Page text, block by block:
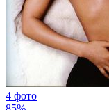
4 фото